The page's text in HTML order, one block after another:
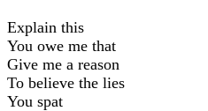
Explain this
You owe me that
Give me a reason
To believe the lies
You spat